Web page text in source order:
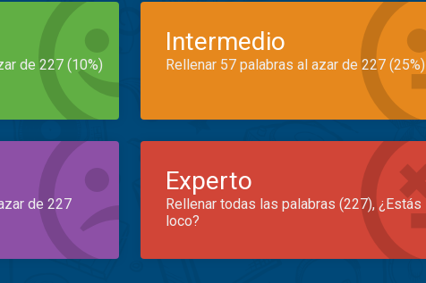
de 227 (10%)
Intermedio
Rellenar 57 palabras al azar de 227 (25%)
de 227
Experto
Rellenar todas las palabras (227), ¿Estás
loco?